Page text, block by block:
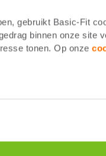
gebruikt Basic-Fit
binnen onze site
tonen. Op onze